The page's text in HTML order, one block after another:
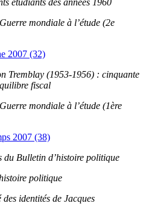
étudiants des années 1960
mondiale à l’étude (2e
2007 (32)
Tremblay (1953-1956) : cinquante
fiscal
mondiale à l’étude (1ère
2007 (38)
du Bulletin d’histoire politique
politique
identités de Jacques